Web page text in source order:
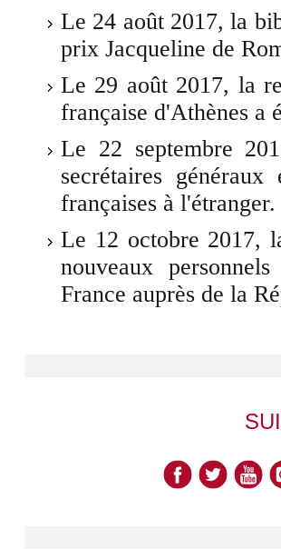
Le 24 août 2017, la
prix Jacqueline de
Le 29 août 2017, la
française d'Athènes a
Le 22 septembre
secrétaires
françaises à l'étranger.
Le 12 octobre 2017,
nouveaux
France auprès de la